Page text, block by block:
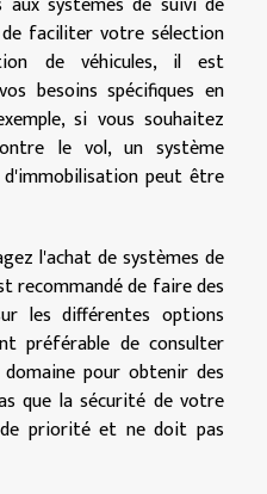
de faciliter votre sélection
de véhicules, il est
besoins spécifiques en
si vous souhaitez
le vol, un système
peut être
l'achat de systèmes de
recommandé de faire des
les différentes options
préférable de consulter
pour obtenir des
que la sécurité de votre
priorité et ne doit pas